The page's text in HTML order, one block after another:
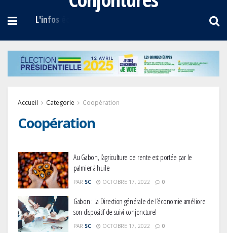
Accueil Categorie Coopération
Coopération
Au Gabon, l’agriculture de rente est portée par le
palmier à huile
PAR SC OCTOBRE 17, 2022 0
Gabon : La Direction générale de l’économie améliore
son dispositif de suivi conjoncturel
PAR SC OCTOBRE 17, 2022 0